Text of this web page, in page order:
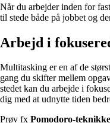
Når du arbejder inden for
til stede både på jobbet og
Arbejd i
Multitasking er en af de
gang du skifter mellem
stedet kan du arbejde i
dig med at udnytte tiden
Prøv fx Pomodoro-